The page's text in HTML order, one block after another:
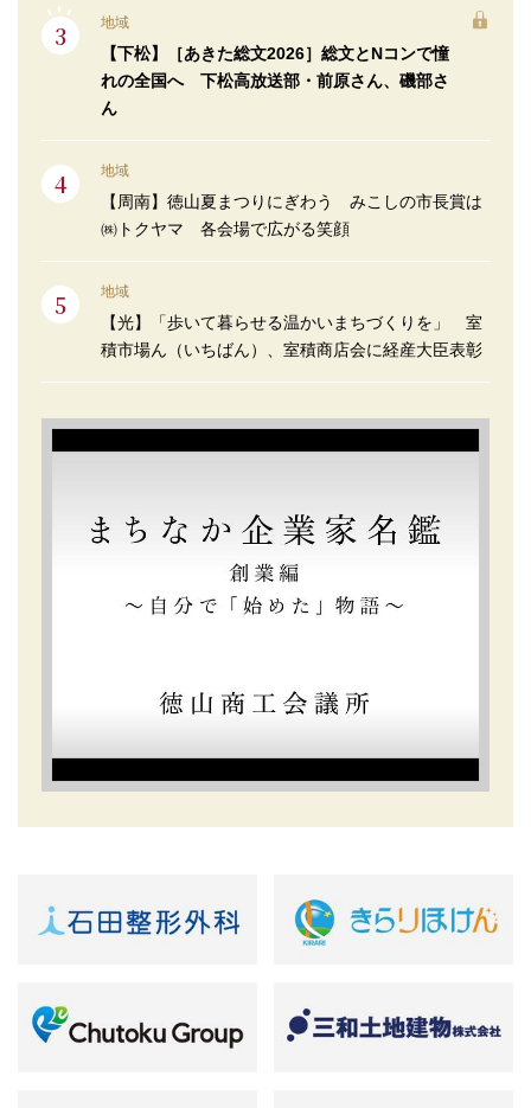
地域
【下松】［あきた総文2026］総文とNコンで憧
れの全国へ 下松高放送部・前原さん、磯部さ
ん
地域
【周南】徳山夏まつりにぎわう みこしの市長賞は
㈱トクヤマ 各会場で広がる笑顔
地域
【光】「歩いて暮らせる温かいまちづくりを」 室
積市場ん（いちばん）、室積商店会に経産大臣表彰